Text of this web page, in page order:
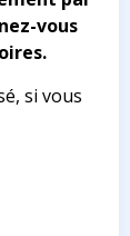
vous
si vous